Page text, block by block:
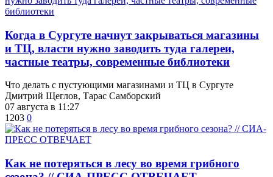
​Когда в Сургуте начнут закрываться магазины
и ТЦ, власти нужно заводить туда галереи,
частные театры, современные библиотеки
Что делать с пустующими магазинами и ТЦ в Сургуте
Дмитрий Щеглов, Тарас Самборский
07 августа в 11:27
1203 0
​Как не потеряться в лесу во время грибного